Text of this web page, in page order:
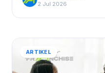
2 Jul 2026
ARTIKEL